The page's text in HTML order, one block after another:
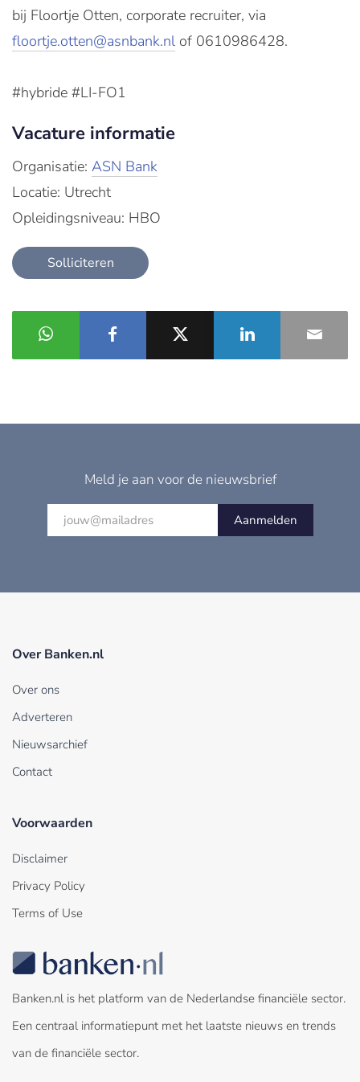
bij Floortje Otten, corporate recruiter, via
floortje.otten@asnbank.nl of 0610986428.
#hybride #LI-FO1
Vacature informatie
Organisatie: ASN Bank
Locatie: Utrecht
Opleidingsniveau: HBO
Solliciteren
Meld je aan voor de nieuwsbrief
Aanmelden
Over Banken.nl
Over ons
Adverteren
Nieuwsarchief
Contact
Voorwaarden
Disclaimer
Privacy Policy
Terms of Use
Banken.nl is het platform van de Nederlandse financiële sector.
Een centraal informatiepunt met het laatste nieuws en trends
van de financiële sector.